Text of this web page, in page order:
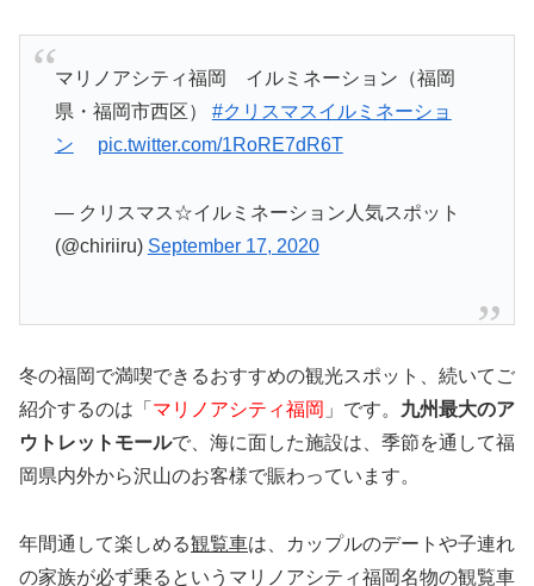
マリノアシティ福岡 イルミネーション（福岡
県・福岡市西区） #クリスマスイルミネーショ
ン
pic.twitter.com/1RoRE7dR6T
— クリスマス☆イルミネーション人気スポット
(@chiriiru) September 17, 2020
冬の福岡で満喫できるおすすめの観光スポット、続いてご
紹介するのは「 マリノアシティ福岡 」です。 九州最大のア
ウトレットモールで、海に面した施設は、季節を通して福
岡県内外から沢山のお客様で賑わっています。
年間通して楽しめる観覧車は、カップルのデートや子連れ
の家族が必ず乗るというマリノアシティ福岡名物の観覧車